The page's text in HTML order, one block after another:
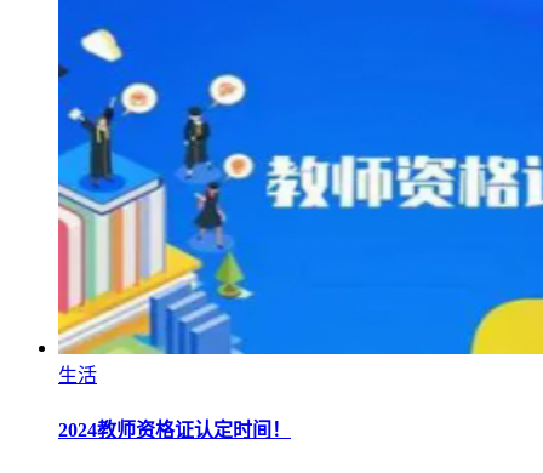
生活
2024教师资格证认定时间！